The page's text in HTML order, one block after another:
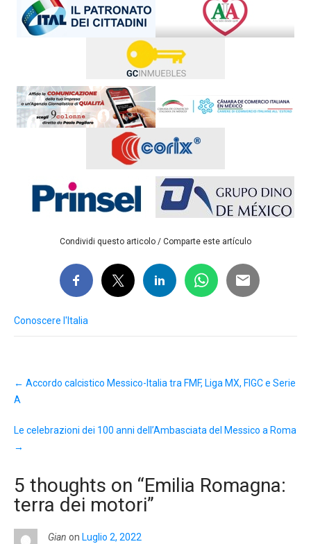
Condividi questo articolo / Comparte este artículo
Conoscere l'Italia
navigation
← Accordo calcistico Messico-Italia tra FMF, Liga MX, FIGC e Serie
A
Le celebrazioni dei 100 anni dell’Ambasciata del Messico a Roma
→
5 thoughts on “Emilia Romagna:
terra dei motori”
Gian on Luglio 2, 2022